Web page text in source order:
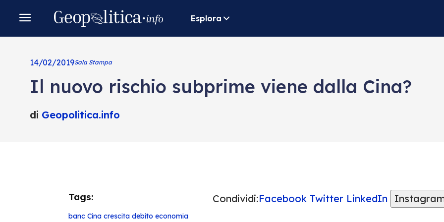
Esplora
14/02/2019Sala Stampa
Il nuovo rischio subprime viene dalla Cina?
di Geopolitica.info
Tags:
banc Cina crescita debito economia
Condividi:Facebook Twitter LinkedIn